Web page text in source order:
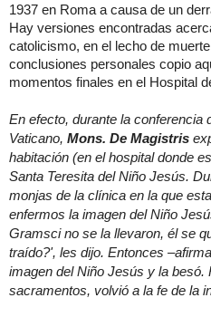
1937 en Roma a causa de un
Hay versiones encontradas
catolicismo, en el lecho de
conclusiones personales copio
momentos finales en el Hospital
En efecto, durante la conferencia
Vaticano, Mons. De Magistris
habitación (en el hospital donde
Santa Teresita del Niño Jesús.
monjas de la clínica en la que
enfermos la imagen del Niño
Gramsci no se la llevaron, él se
traído?', les dijo. Entonces
imagen del Niño Jesús y la besó.
sacramentos, volvió a la fe de la